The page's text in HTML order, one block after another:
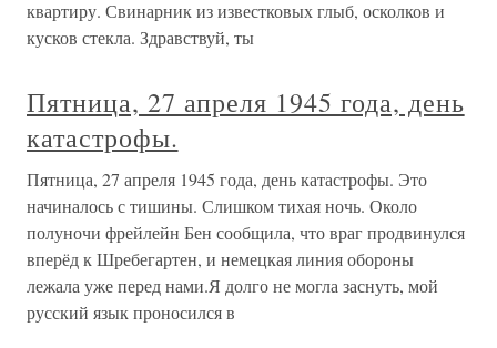
квартиру. Свинарник из известковых глыб, осколков и
кусков стекла. Здравствуй, ты
Пятница, 27 апреля 1945 года, день
катастрофы.
Пятница, 27 апреля 1945 года, день катастрофы. Это
начиналось с тишины. Слишком тихая ночь. Около
полуночи фрейлейн Бен сообщила, что враг продвинулся
вперёд к Шребегартен, и немецкая линия обороны
лежала уже перед нами.Я долго не могла заснуть, мой
русский язык проносился в